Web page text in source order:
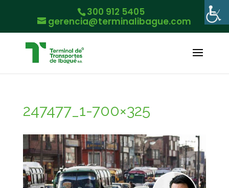
300 912 5405
gerencia@terminalibague.com
247477_1-700×325